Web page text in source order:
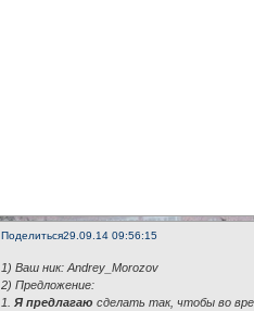
Поделиться29.09.14 09:56:15
1) Ваш ник: Andrey_Morozov
2) Предложение:
1. Я предлагаю сделать так, чтобы во